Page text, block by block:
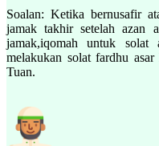
Soalan: Ketika bernusafir
jamak takhir setelah azan
jamak,iqomah untuk
melakukan solat fardhu
Tuan.